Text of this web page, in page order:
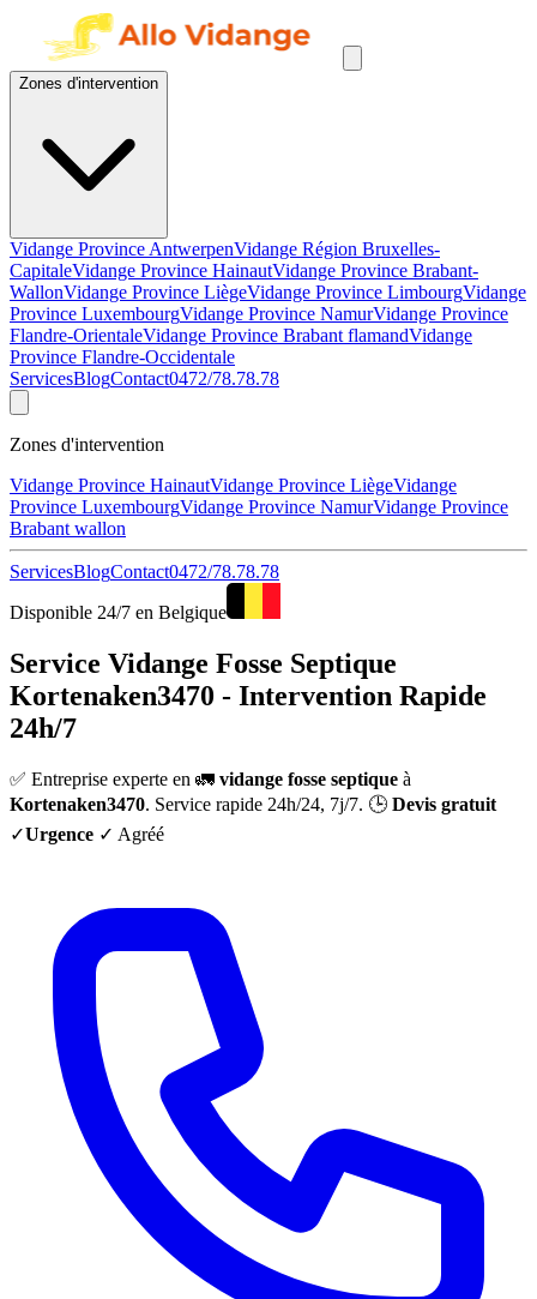
Zones d'intervention
Vidange Province AntwerpenVidange Région Bruxelles-
CapitaleVidange Province HainautVidange Province Brabant-
WallonVidange Province LiègeVidange Province LimbourgVidange
Province LuxembourgVidange Province NamurVidange Province
Flandre-OrientaleVidange Province Brabant flamandVidange
Province Flandre-Occidentale
ServicesBlogContact0472/78.78.78
Zones d'intervention
Vidange Province HainautVidange Province LiègeVidange
Province LuxembourgVidange Province NamurVidange Province
Brabant wallon
ServicesBlogContact0472/78.78.78
Disponible 24/7 en Belgique
Service Vidange Fosse Septique
Kortenaken3470 - Intervention Rapide
24h/7
✅ Entreprise experte en 🚛 vidange fosse septique à
Kortenaken3470. Service rapide 24h/24, 7j/7. 🕒 Devis gratuit
✓Urgence ✓ Agréé